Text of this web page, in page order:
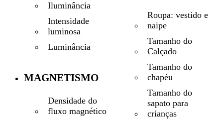
Iluminância
Intensidade
luminosa
Luminância
MAGNETISMO
Densidade do
fluxo magnético
Roupa: vestido e
naipe
Tamanho do
Calçado
Tamanho do
chapéu
Tamanho do
sapato para
crianças